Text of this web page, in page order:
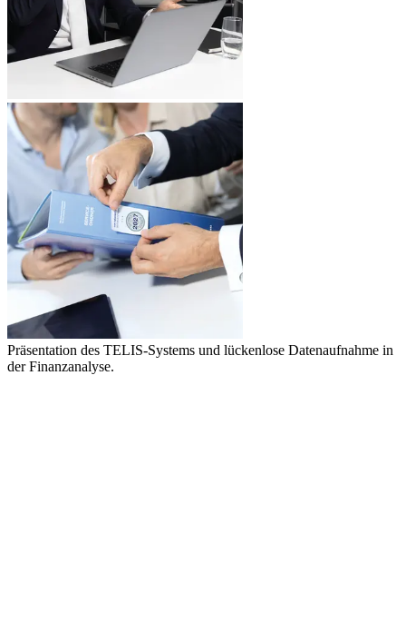
Präsentation des TELIS-Systems und lückenlose Datenaufnahme in
der Finanzanalyse.